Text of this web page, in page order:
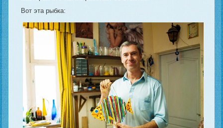
Вот эта рыбка: